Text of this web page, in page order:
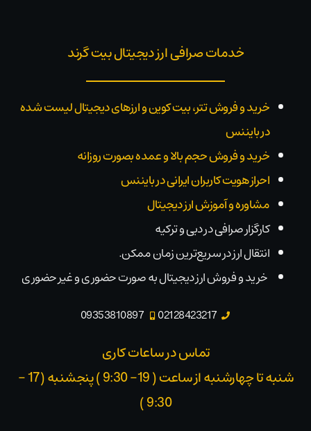
خدمات صرافی ارز دیجیتال بیت گرند
خرید و فروش تتر، بیت کوین و ارزهای دیجیتال لیست شده
در بایننس
خرید و فروش حجم بالا و عمده بصورت روزانه
احراز هویت کاربران ایرانی در بایننس
مشاوره و آموزش ارز دیجیتال
کارگزار صرافی در دبی و ترکیه
انتقال ارز در سریع‌ترین زمان ممکن.
خرید و فروش ارز دیجیتال به صورت حضوری و غیر حضوری
02128423217
09353810897
تماس در ساعات کاری
شنبه تا چهارشنبه از ساعت ( 19- 9:30 ) پنجشنبه (17 -
9:30 )​